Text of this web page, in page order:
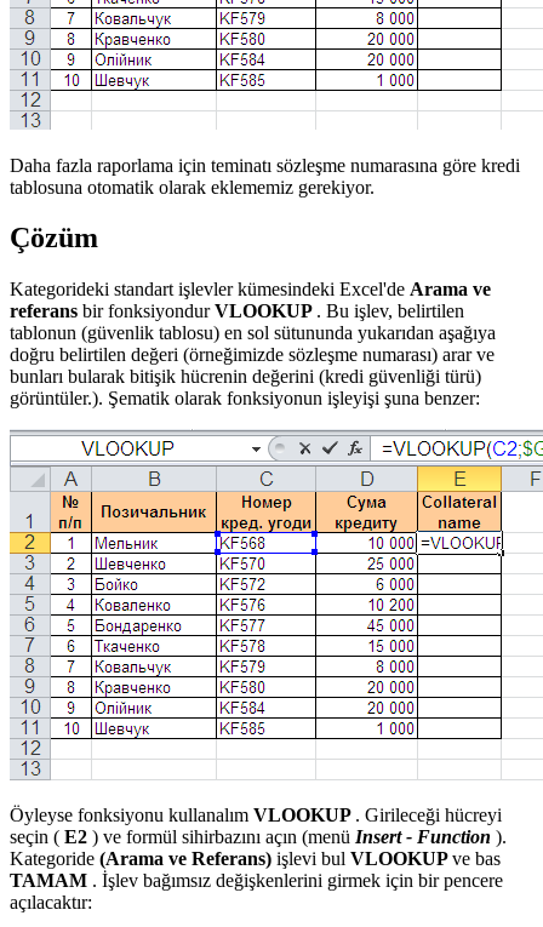
Daha fazla raporlama için teminatı sözleşme numarasına göre kredi
tablosuna otomatik olarak eklememiz gerekiyor.
Çözüm
Kategorideki standart işlevler kümesindeki Excel'de Arama ve
referans bir fonksiyondurVLOOKUP . Bu işlev, belirtilen
tablonun (güvenlik tablosu) en sol sütununda yukarıdan aşağıya
doğru belirtilen değeri (örneğimizde sözleşme numarası) arar ve
bunları bularak bitişik hücrenin değerini (kredi güvenliği türü)
görüntüler.). Şematik olarak fonksiyonun işleyişi şuna benzer:
Öyleyse fonksiyonu kullanalım VLOOKUP . Girileceği hücreyi
seçin ( E2 ) ve formül sihirbazını açın (menü Insert - Function ).
Kategoride (Arama ve Referans) işlevi bul VLOOKUPve bas
TAMAM . İşlev bağımsız değişkenlerini girmek için bir pencere
açılacaktır: